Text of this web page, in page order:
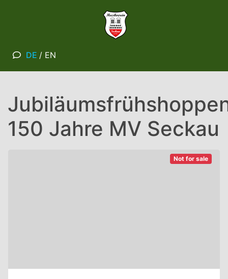
DE / EN
150 Jahre MV Seckau
Not for sale